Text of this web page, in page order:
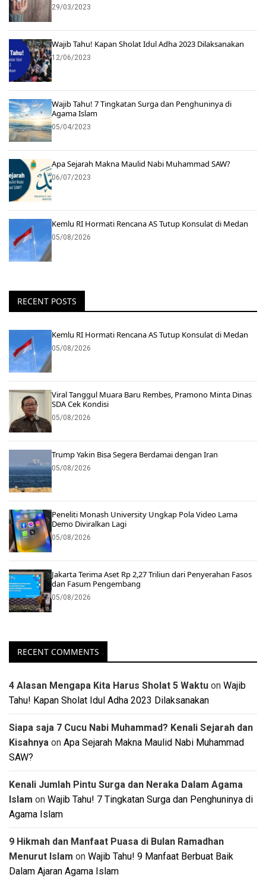
29/03/2023
Wajib Tahu! Kapan Sholat Idul Adha 2023 Dilaksanakan
12/06/2023
Wajib Tahu! 7 Tingkatan Surga dan Penghuninya di
Agama Islam
05/04/2023
Apa Sejarah Makna Maulid Nabi Muhammad SAW?
06/07/2023
Kemlu RI Hormati Rencana AS Tutup Konsulat di Medan
05/08/2026
RECENT POSTS
Kemlu RI Hormati Rencana AS Tutup Konsulat di Medan
05/08/2026
Viral Tanggul Muara Baru Rembes, Pramono Minta Dinas
SDA Cek Kondisi
05/08/2026
Trump Yakin Bisa Segera Berdamai dengan Iran
05/08/2026
Peneliti Monash University Ungkap Pola Video Lama
Demo Diviralkan Lagi
05/08/2026
Jakarta Terima Aset Rp 2,27 Triliun dari Penyerahan Fasos
dan Fasum Pengembang
05/08/2026
RECENT COMMENTS
4 Alasan Mengapa Kita Harus Sholat 5 Waktu on Wajib
Tahu! Kapan Sholat Idul Adha 2023 Dilaksanakan
Siapa saja 7 Cucu Nabi Muhammad? Kenali Sejarah dan
Kisahnya on Apa Sejarah Makna Maulid Nabi Muhammad
SAW?
Kenali Jumlah Pintu Surga dan Neraka Dalam Agama
Islam on Wajib Tahu! 7 Tingkatan Surga dan Penghuninya di
Agama Islam
9 Hikmah dan Manfaat Puasa di Bulan Ramadhan
Menurut Islam on Wajib Tahu! 9 Manfaat Berbuat Baik
Dalam Ajaran Agama Islam